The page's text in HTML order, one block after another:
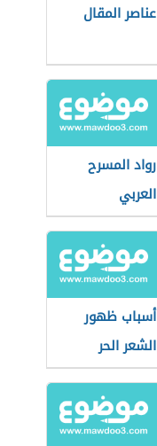
عناصر المقال
رواد المسرح
العربي
أسباب ظهور
الشعر الحر